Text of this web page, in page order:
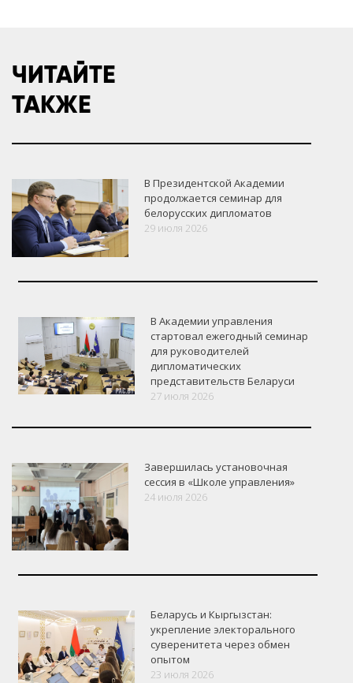
VK Google+ Facebook
ЧИТАЙТЕ
ТАКЖЕ
В Президентской Академии
продолжается семинар для
белорусских дипломатов
29 июля 2026
В Академии управления
стартовал ежегодный семинар
для руководителей
дипломатических
представительств Беларуси
27 июля 2026
Завершилась установочная
сессия в «Школе управления»
24 июля 2026
Беларусь и Кыргызстан:
укрепление электорального
суверенитета через обмен
опытом
23 июля 2026